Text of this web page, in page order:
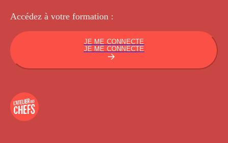
Accédez à votre formation :
JE ME CONNECTE
JE ME CONNECTE